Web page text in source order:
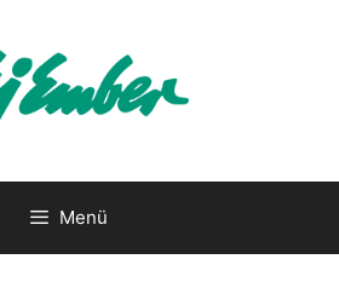
Menü